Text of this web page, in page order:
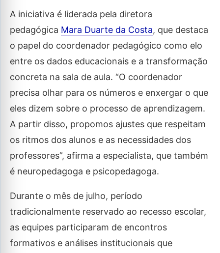
A iniciativa é liderada pela diretora
pedagógica Mara Duarte da Costa, que destaca
o papel do coordenador pedagógico como elo
entre os dados educacionais e a transformação
concreta na sala de aula. “O coordenador
precisa olhar para os números e enxergar o que
eles dizem sobre o processo de aprendizagem.
A partir disso, propomos ajustes que respeitam
os ritmos dos alunos e as necessidades dos
professores”, afirma a especialista, que também
é neuropedagoga e psicopedagoga.
Durante o mês de julho, período
tradicionalmente reservado ao recesso escolar,
as equipes participaram de encontros
formativos e análises institucionais que